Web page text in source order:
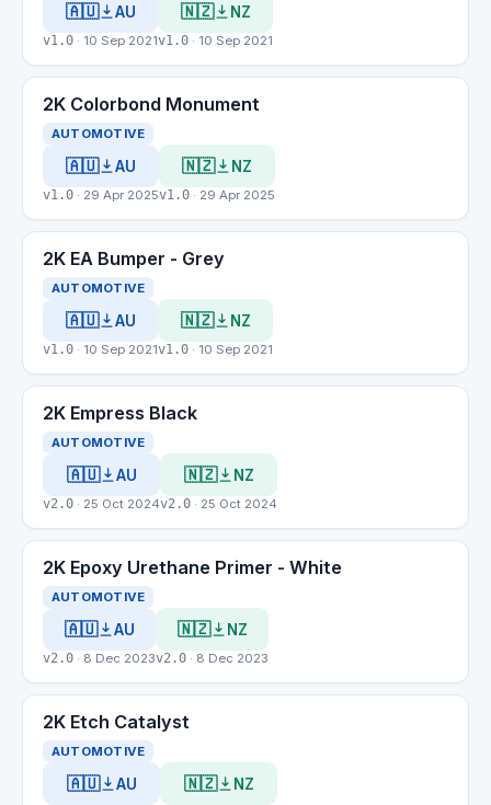
🇦🇺 AU
v1.0 · 10 Sep 2021
🇳🇿 NZ
v1.0 · 10 Sep 2021
2K Colorbond Monument
AUTOMOTIVE
🇦🇺 AU
v1.0 · 29 Apr 2025
🇳🇿 NZ
v1.0 · 29 Apr 2025
2K EA Bumper - Grey
AUTOMOTIVE
🇦🇺 AU
v1.0 · 10 Sep 2021
🇳🇿 NZ
v1.0 · 10 Sep 2021
2K Empress Black
AUTOMOTIVE
🇦🇺 AU
v2.0 · 25 Oct 2024
🇳🇿 NZ
v2.0 · 25 Oct 2024
2K Epoxy Urethane Primer - White
AUTOMOTIVE
🇦🇺 AU
v2.0 · 8 Dec 2023
🇳🇿 NZ
v2.0 · 8 Dec 2023
2K Etch Catalyst
AUTOMOTIVE
🇦🇺 AU 🇳🇿 NZ